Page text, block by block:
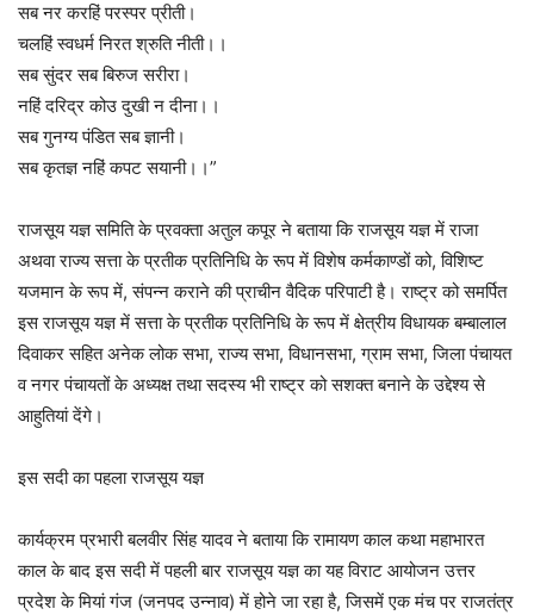
सब नर करहिं परस्पर प्रीती।
चलहिं स्वधर्म निरत श्रुति नीती।।
सब सुंदर सब बिरुज सरीरा।
नहिं दरिद्र कोउ दुखी न दीना।।
सब गुनग्य पंडित सब ज्ञानी।
सब कृतज्ञ नहिं कपट सयानी।।”
राजसूय यज्ञ समिति के प्रवक्ता अतुल कपूर ने बताया कि राजसूय यज्ञ में राजा
अथवा राज्य सत्ता के प्रतीक प्रतिनिधि के रूप में विशेष कर्मकाण्डों को, विशिष्ट
यजमान के रूप में, संपन्न कराने की प्राचीन वैदिक परिपाटी है। राष्ट्र को समर्पित
इस राजसूय यज्ञ में सत्ता के प्रतीक प्रतिनिधि के रूप में क्षेत्रीय विधायक बम्बालाल
दिवाकर सहित अनेक लोक सभा, राज्य सभा, विधानसभा, ग्राम सभा, जिला पंचायत
व नगर पंचायतों के अध्यक्ष तथा सदस्य भी राष्ट्र को सशक्त बनाने के उद्देश्य से
आहुतियां देंगे।
इस सदी का पहला राजसूय यज्ञ
कार्यक्रम प्रभारी बलवीर सिंह यादव ने बताया कि रामायण काल कथा महाभारत
काल के बाद इस सदी में पहली बार राजसूय यज्ञ का यह विराट आयोजन उत्तर
प्रदेश के मियां गंज (जनपद उन्नाव) में होने जा रहा है, जिसमें एक मंच पर राजतंत्र